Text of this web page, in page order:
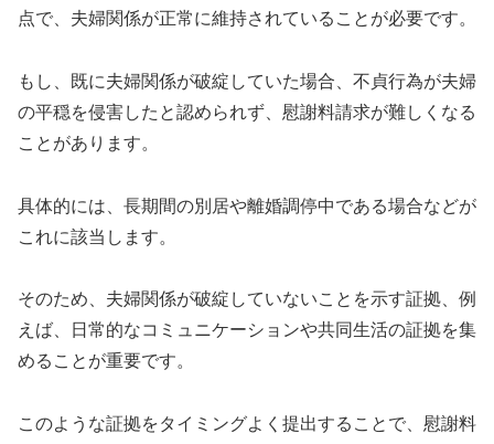
点で、夫婦関係が正常に維持されていることが必要です。
もし、既に夫婦関係が破綻していた場合、不貞行為が夫婦
の平穏を侵害したと認められず、慰謝料請求が難しくなる
ことがあります。
具体的には、長期間の別居や離婚調停中である場合などが
これに該当します。
そのため、夫婦関係が破綻していないことを示す証拠、例
えば、日常的なコミュニケーションや共同生活の証拠を集
めることが重要です。
このような証拠をタイミングよく提出することで、慰謝料